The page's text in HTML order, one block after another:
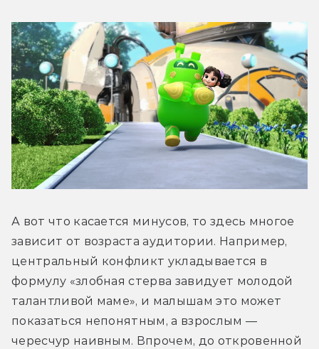
А вот что касается минусов, то здесь многое
зависит от возраста аудитории. Например,
центральный конфликт укладывается в
формулу «злобная стерва завидует молодой
талантливой маме», и малышам это может
показаться непонятным, а взрослым —
чересчур наивным. Впрочем, до откровенной